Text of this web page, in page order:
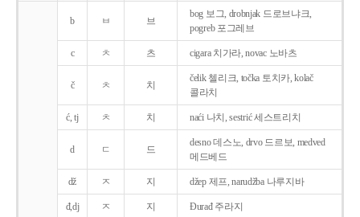
b ㅂ 브
bog 보그, drobnjak 드로브냐크,
pogreb 포그레브
c ㅊ 츠 cigara 치가라, novac 노바츠
č ㅊ 치
čelik 첼리크, točka 토치카, kolač
콜라치
ć, tj ㅊ 치 naći 나치, sestrić 세스트리치
d ㄷ 드
desno 데스노, drvo 드르보, medved
메드베드
dž ㅈ 지 džep 제프, narudžba 나루지바
đ,dj ㅈ 지 Ðurađ 주라지